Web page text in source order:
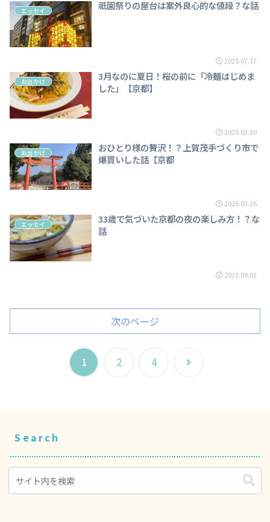
エッセイ 祇園祭りの屋台は案外良心的な値段？な話
2025.07.17
お出かけ
3月なのに夏日！桜の前に「冷麺はじめま
した」【京都】
2025.03.30
お出かけ
おひとり様の贅沢！？上賀茂手づくり市で
爆買いした話【京都
2025.03.26
エッセイ
33歳で気づいた京都の夜の楽しみ方！？な
話
2023.09.02
次のページ
1 2 4
次
Search